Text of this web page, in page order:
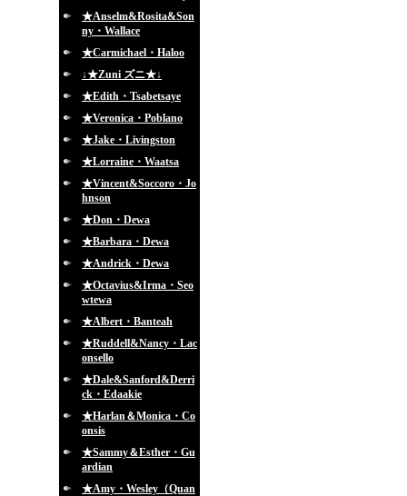
★Anselm&Rosita&Son
ny・Wallace
★Carmichael・Haloo
↓★Zuni ズニ★↓
★Edith・Tsabetsaye
★Veronica・Poblano
★Jake・Livingston
★Lorraine・Waatsa
★Vincent&Soccoro・Jo
hnson
★Don・Dewa
★Barbara・Dewa
★Andrick・Dewa
★Octavius&Irma・Seo
wtewa
★Albert・Banteah
★Ruddell&Nancy・Lac
onsello
★Dale&Sanford&Derri
ck・Edaakie
★Harlan＆Monica・Co
onsis
★Sammy＆Esther・Gu
ardian
★Amy・Wesley（Quan